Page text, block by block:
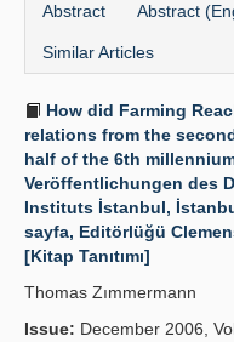
Abstract Abstract
Similar Articles
How did Farming
relations from the
half of the 6th
Veröffentlichungen des
Instituts İstanbul,
sayfa, Editörlüğü
[Kitap Tanıtımı]
Thomas Zımmermann
Issue: December 2006,